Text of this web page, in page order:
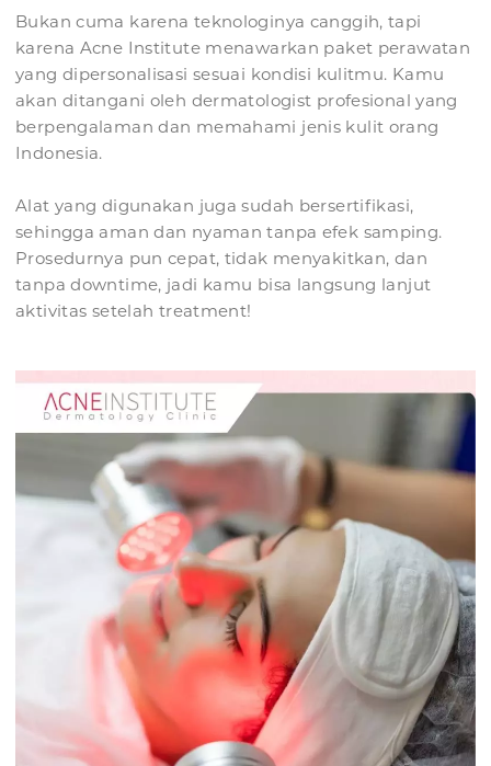
Bukan cuma karena teknologinya canggih, tapi
karena Acne Institute menawarkan paket perawatan
yang dipersonalisasi sesuai kondisi kulitmu. Kamu
akan ditangani oleh dermatologist profesional yang
berpengalaman dan memahami jenis kulit orang
Indonesia.
Alat yang digunakan juga sudah bersertifikasi,
sehingga aman dan nyaman tanpa efek samping.
Prosedurnya pun cepat, tidak menyakitkan, dan
tanpa downtime, jadi kamu bisa langsung lanjut
aktivitas setelah treatment!